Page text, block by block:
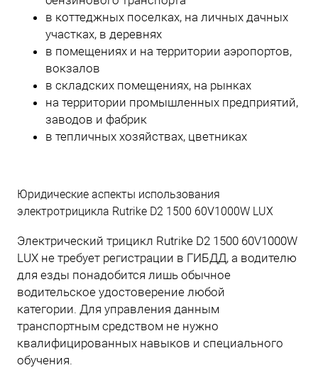
в коттеджных поселках, на личных дачных
участках, в деревнях
в помещениях и на территории аэропортов,
вокзалов
в складских помещениях, на рынках
на территории промышленных предприятий,
заводов и фабрик
в тепличных хозяйствах, цветниках
Юридические аспекты использования
электротрицикла Rutrike D2 1500 60V1000W LUX
Электрический трицикл Rutrike D2 1500 60V1000W
LUX не требует регистрации в ГИБДД, а водителю
для езды понадобится лишь обычное
водительское удостоверение любой
категории. Для управления данным
транспортным средством не нужно
квалифицированных навыков и специального
обучения.